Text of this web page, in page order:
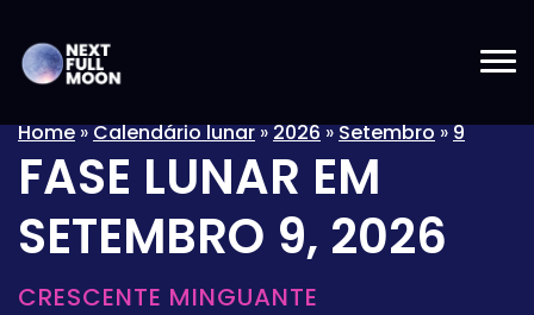
Home»Calendário lunar»2026»Setembro»9
FASE LUNAR EM
SETEMBRO 9, 2026
CRESCENTE MINGUANTE